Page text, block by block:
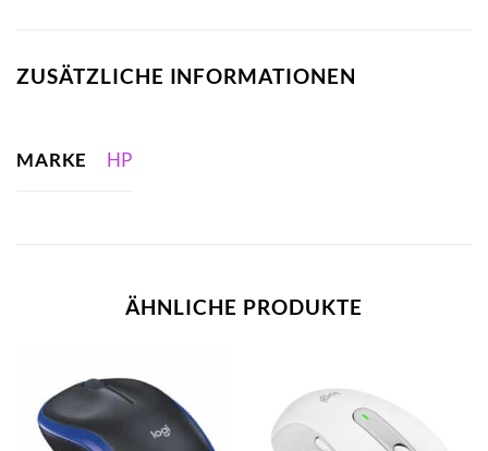
ZUSÄTZLICHE INFORMATIONEN
MARKE HP
ÄHNLICHE PRODUKTE